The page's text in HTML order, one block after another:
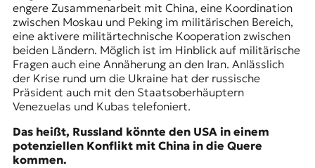
engere Zusammenarbeit mit China, eine Koordination
zwischen Moskau und Peking im militärischen Bereich,
eine aktivere militärtechnische Kooperation zwischen
beiden Ländern. Möglich ist im Hinblick auf militärische
Fragen auch eine Annäherung an den Iran. Anlässlich
der Krise rund um die Ukraine hat der russische
Präsident auch mit den Staatsoberhäuptern
Venezuelas und Kubas telefoniert.
Das heißt, Russland könnte den USA in einem
potenziellen Konflikt mit China in die Quere
kommen.